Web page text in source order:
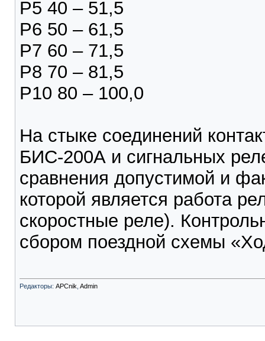
Р5 40 – 51,5
Р6 50 – 61,5
Р7 60 – 71,5
Р8 70 – 81,5
Р10 80 – 100,0
На стыке соединений
БИС-200А и сигнальных
сравнения допустимой и
которой является работа
скоростные реле).
сбором поездной схемы
Редакторы: APCnik Admin